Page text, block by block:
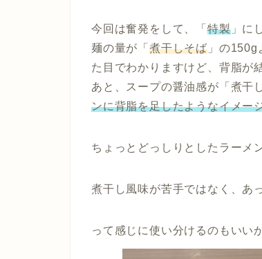
今回は奮発をして、「 特製」に
麺の量が「 煮干しそば 」の
た目でわかりますけど、背脂が
あと、スープの醤油感が「煮干
ンに背脂を足したようなイメー
ちょっとどっしりとしたラーメ
煮干し風味が苦手ではなく、あ
って感じに使い分けるのもいい